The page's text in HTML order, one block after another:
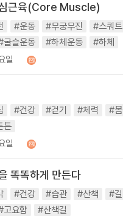
근육(Core Muscle)
#운동 #무궁무진 #스쿼트
굴슬운동 #하체운동 #하체
일
#건강 #걷기 #체력 #몸
튼
일
똑똑하게 만든다
#건강 #습관 #산책 #길
고요함 #산책길